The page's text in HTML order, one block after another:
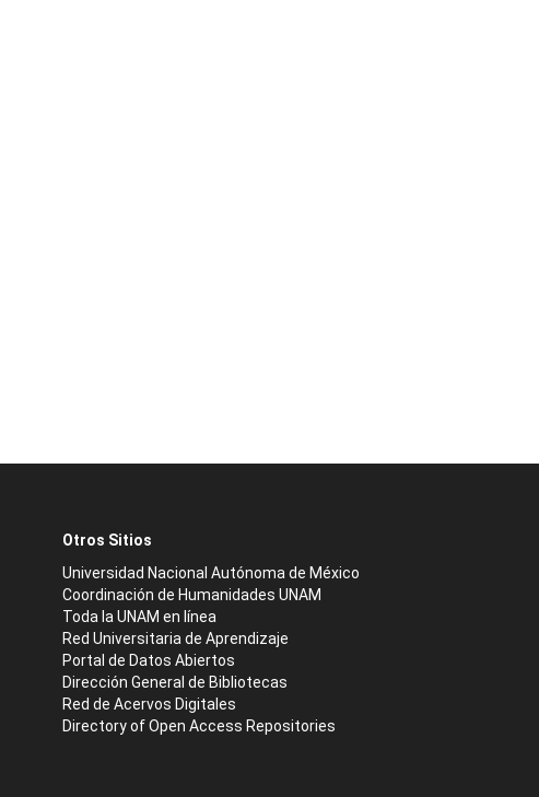
Otros Sitios
Universidad Nacional Autónoma de México
Coordinación de Humanidades UNAM
Toda la UNAM en línea
Red Universitaria de Aprendizaje
Portal de Datos Abiertos
Dirección General de Bibliotecas
Red de Acervos Digitales
Directory of Open Access Repositories